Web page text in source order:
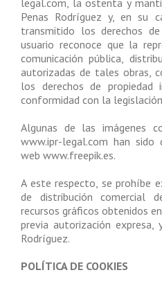
legal.com, la ostenta y
Penas Rodríguez y, en su
transmitido los derechos
usuario reconoce que la
comunicación pública,
autorizadas de tales obras,
los derechos de propiedad
conformidad con la
Algunas de las imágenes
www.ipr-legal.com han sido
web www.freepik.es.
A este respecto, se prohíbe
de distribución comercial
recursos gráficos obtenidos
previa autorización expresa,
Rodríguez.
POLÍTICA DE COOKIES